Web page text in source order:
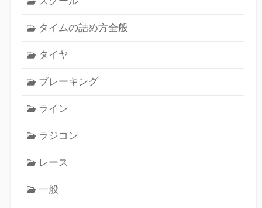
タイムの詰め方全般
タイヤ
ブレーキング
ライン
ラジコン
レース
一般